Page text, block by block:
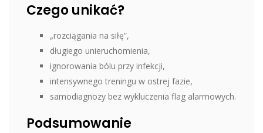
Czego unikać?
„rozciągania na siłę”,
długiego unieruchomienia,
ignorowania bólu przy infekcji,
intensywnego treningu w ostrej fazie,
samodiagnozy bez wykluczenia flag alarmowych.
Podsumowanie